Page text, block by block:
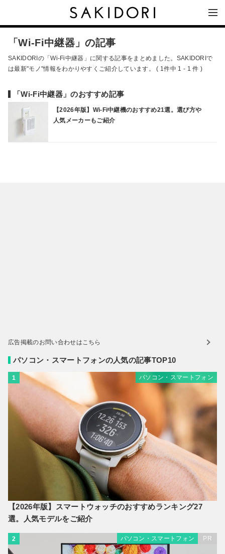
「Wi-Fi中継器」の記事
SAKIDORIの「Wi-Fi中継器」に関する記事をまとめました。SAKIDORIで
は最新"モノ"情報をわかりやすくご紹介しています。 ( 1件中 1 - 1 件 )
「Wi-Fi中継器」のおすすめ記事
【2026年版】Wi-Fi中継機のおすすめ21選。選び方や
人気メーカーもご紹介
広告掲載のお問い合わせはこちら
パソコン・スマートフォンの人気の記事TOP10
1 パソコン・スマートフォン
【2026年版】スマートウォッチのおすすめランキング27
選。人気モデルをご紹介
2 パソコン・スマートフォン PR